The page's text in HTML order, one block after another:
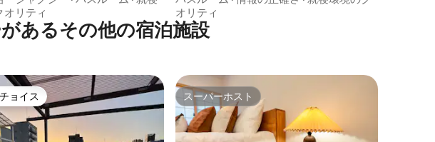
オリティ
で徒歩4分
オリティ
あるその他の宿泊施設
ョイス
ョイス スーパーホスト
スーパーホスト